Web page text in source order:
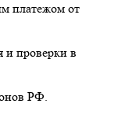
платежом от
и проверки в
РФ.